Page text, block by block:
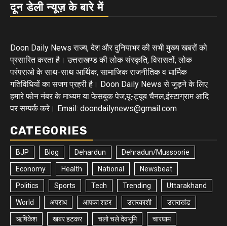
दून डेली न्यूज़ के बारे में
Doon Daily News राज्य, देश और दुनियाभर की सभी मुख्य खबरों को
प्रसारित करता है। उत्तराखण्ड की लोक संस्कृति, विरासतों, लोक
परंपराओ के साथ-साथ आर्थिक, सामाजिक राजनीतिक व धार्मिक
गतिविधियों का सजग प्रहरी है। Doon Daily News से जुड़ने के लिए
हमारे फोन नंबर के माध्यम या फेसबुक पेज,यू-ट्यूब चैनल,इंस्टाग्राम आदि
पर सम्पर्क करे। Email: doondailynews@gmail.com
CATEGORIES
BJP Blog Dehardun Dehradun/Mussoorie
Economy Health National Newsbeat
Politics Sports Tech Trending Uttarakhand
World अपराध आपका शहर उत्तरकाशी उत्तराखंड
ऋषिकेश खबर हटकर चलो चले देवभूमि चारधाम